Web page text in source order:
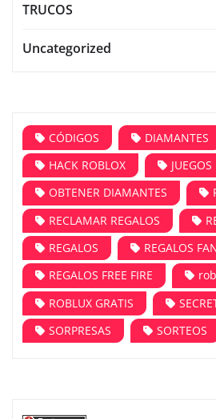
TRUCOS
Uncategorized
CÓDIGOS DIAMANTES
HACK ROBLOX
JUEGOS
OBTENER DIAMANTES
RECLAMAR REGALOS
REGALOS
REGALOS
REGALOS FREE FIRE
ROBLUX GRATIS
SORPRESAS
SORTEOS